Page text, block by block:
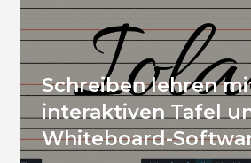
Schreiben lehren
interaktiven Tafel
Whiteboard-